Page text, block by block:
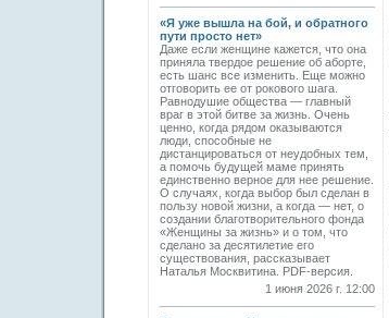
«Я уже вышла на бой, и обратного
пути просто нет»
Даже если женщине кажется, что она
приняла твердое решение об аборте,
есть шанс все изменить. Еще можно
отговорить ее от рокового шага.
Равнодушие общества — главный
враг в этой битве за жизнь. Очень
ценно, когда рядом оказываются
люди, способные не
дистанцироваться от неудобных тем,
а помочь будущей маме принять
единственно верное для нее решение.
О случаях, когда выбор был сделан в
пользу новой жизни, а когда — нет, о
создании благотворительного фонда
«Женщины за жизнь» и о том, что
сделано за десятилетие его
существования, рассказывает
Наталья Москвитина. PDF-версия.
1 июня 2026 г. 12:00